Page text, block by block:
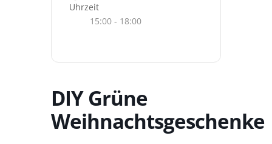
Uhrzeit
15:00 - 18:00
DIY Grüne
Weihnachtsgeschenke